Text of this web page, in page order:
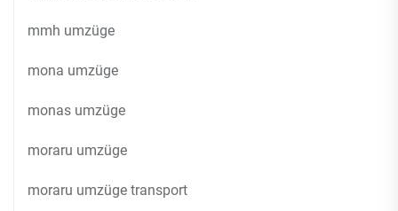
mmh umzüge
mona umzüge
monas umzüge
moraru umzüge
moraru umzüge transport